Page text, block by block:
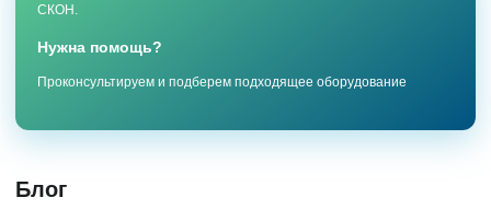
Блог
Нужна помощь?
Проконсультируем и подберем подходящее оборудование